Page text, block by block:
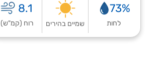
73%
לחות שמיים בהירים
8.1
רוח (קמ"ש)